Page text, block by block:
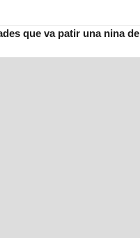
que va patir una nina de